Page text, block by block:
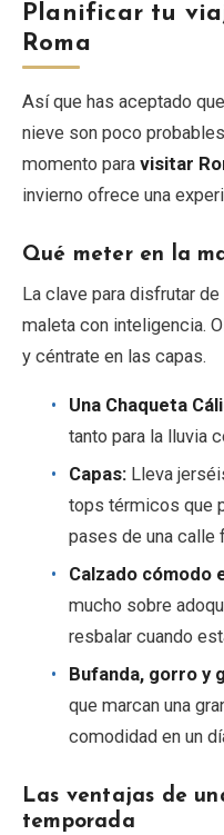
Planificar tu
Roma
Así que has aceptado
nieve son poco
momento para visitar
invierno ofrece una
Qué meter en la
La clave para disfrutar
maleta con inteligencia.
y céntrate en las capas.
Una Chaqueta
tanto para la lluvia
Capas: Lleva
tops térmicos que
pases de una calle
Calzado cómodo
mucho sobre
resbalar cuando
Bufanda, gorro y
que marcan una
comodidad en un
Las ventajas de
temporada